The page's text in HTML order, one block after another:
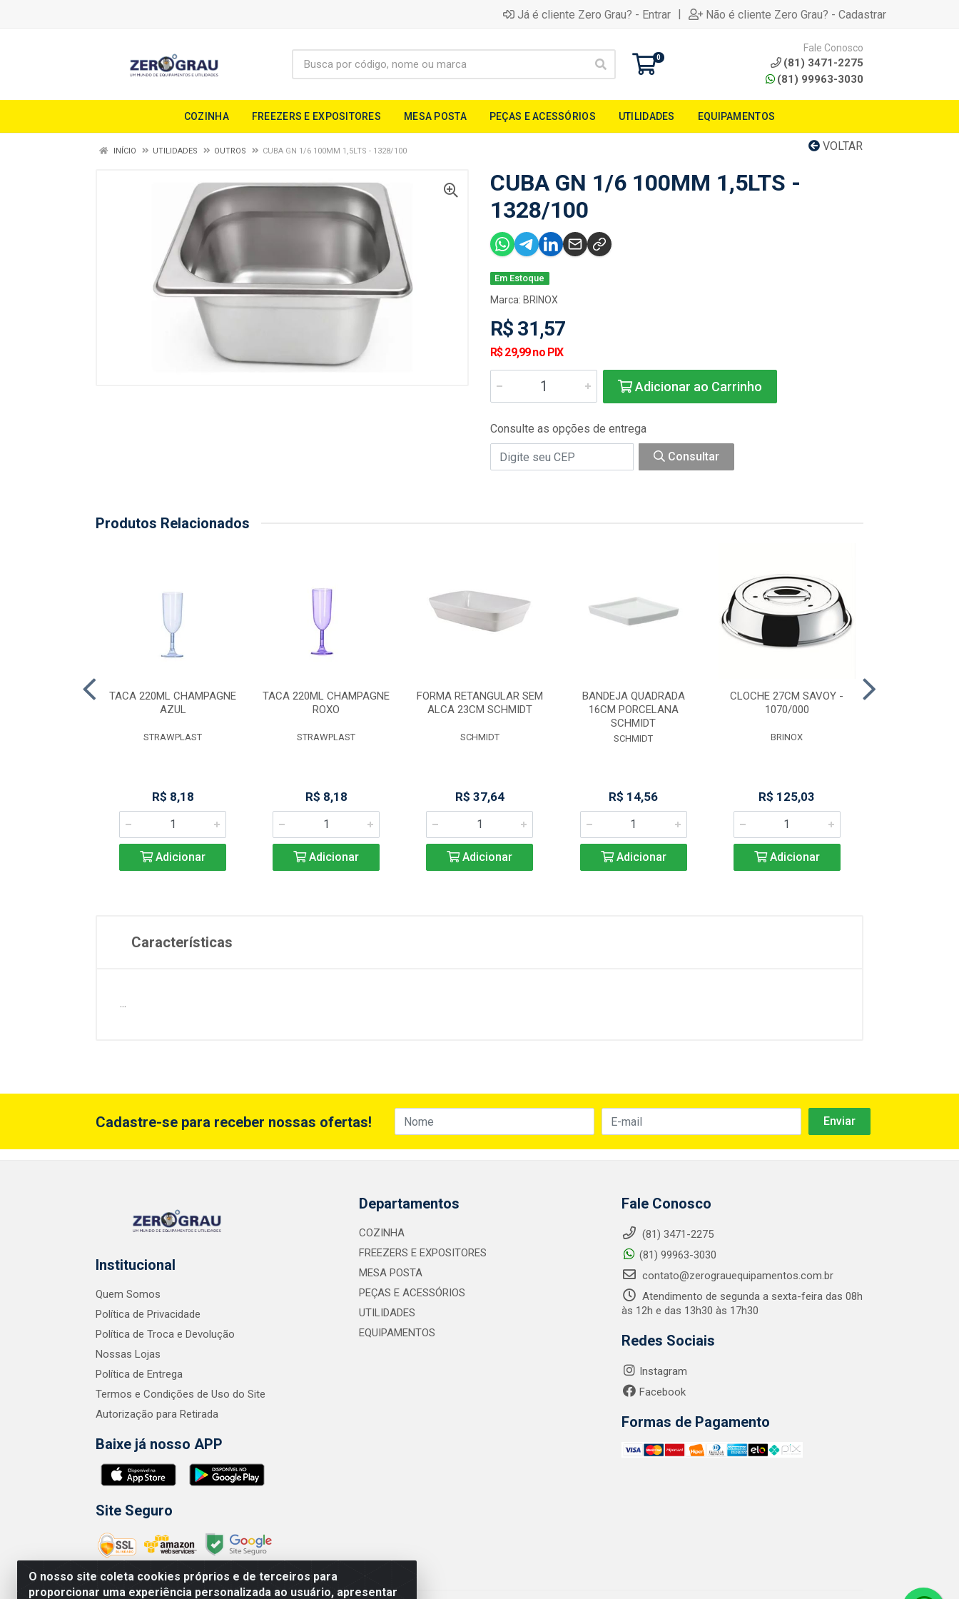
Já é cliente Zero Grau? - Entrar | Não é cliente Zero Grau? - Cadastrar
0
Fale Conosco
(81) 3471-2275
(81) 99963-3030
COZINHA FREEZERS E EXPOSITORES MESA POSTA PEÇAS E ACESSÓRIOS UTILIDADES EQUIPAMENTOS
VOLTAR
INÍCIO UTILIDADES OUTROS CUBA GN 1/6 100MM 1,5LTS - 1328/100
CUBA GN 1/6 100MM 1,5LTS -
1328/100
Em Estoque
Marca: BRINOX
R$ 31,57
R$ 29,99 no PIX
Adicionar ao Carrinho
Consulte as opções de entrega
Consultar
Produtos Relacionados
TACA 220ML CHAMPAGNE
AZUL
STRAWPLAST
R$ 8,18
Adicionar
TACA 220ML CHAMPAGNE
ROXO
STRAWPLAST
R$ 8,18
Adicionar
FORMA RETANGULAR SEM
ALCA 23CM SCHMIDT
SCHMIDT
R$ 37,64
Adicionar
BANDEJA QUADRADA
16CM PORCELANA
SCHMIDT
SCHMIDT
R$ 14,56
Adicionar
CLOCHE 27CM SAVOY -
1070/000
BRINOX
R$ 125,03
Adicionar
Características
...
O nosso site coleta cookies próprios e de terceiros para
proporcionar uma experiência personalizada ao usuário, apresentar
Cadastre-se para receber nossas ofertas!
Institucional
Quem Somos
Política de Privacidade
Política de Troca e Devolução
Nossas Lojas
Política de Entrega
Termos e Condições de Uso do Site
Autorização para Retirada
Baixe já nosso APP
Site Seguro
Departamentos
COZINHA
FREEZERS E EXPOSITORES
MESA POSTA
PEÇAS E ACESSÓRIOS
UTILIDADES
EQUIPAMENTOS
Fale Conosco
(81) 3471-2275
(81) 99963-3030
contato@zerograuequipamentos.com.br
Atendimento de segunda a sexta-feira das 08h
às 12h e das 13h30 às 17h30
Redes Sociais
Instagram
Facebook
Formas de Pagamento